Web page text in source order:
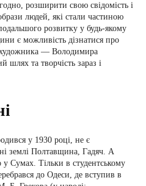
розширити свою свідомість і
людей, які стали частиною
розвитку у будь-якому
є можливість дізнатися про
художника — Володимира
та творчість зараз і
у 1930 році, не є
землі Полтавщина, Гадяч. А
Сумах. Тільки в студентському
до Одеси, де вступив в